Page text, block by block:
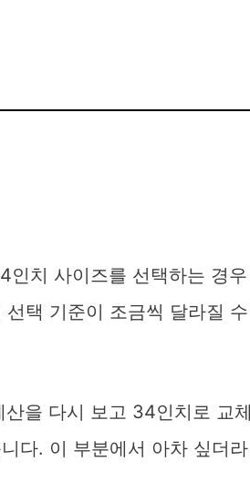
치 사이즈를 선택하는 경우
택 기준이 조금씩 달라질 수
을 다시 보고 34인치로 교
다. 이 부분에서 아차 싶더라